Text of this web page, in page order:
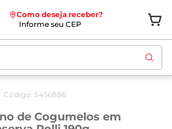
Como deseja receber?
Informe seu CEP
Código: 5456886
de Cogumelos em